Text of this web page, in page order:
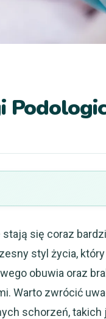
się coraz
styl życia,
obuwia oraz
Warto zwrócić
schorzeń,